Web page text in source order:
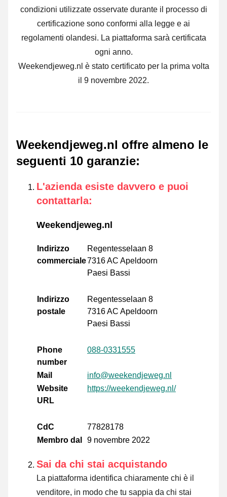
condizioni utilizzate osservate durante il processo di
certificazione sono conformi alla legge e ai
regolamenti olandesi. La piattaforma sarà certificata
ogni anno.
Weekendjeweg.nl è stato certificato per la prima volta
il 9 novembre 2022.
Weekendjeweg.nl offre almeno le
seguenti 10 garanzie:
L'azienda esiste davvero e puoi
contattarla:
Weekendjeweg.nl
Indirizzo
commerciale
Regentesselaan 8
7316 AC Apeldoorn
Paesi Bassi
Indirizzo
postale
Regentesselaan 8
7316 AC Apeldoorn
Paesi Bassi
Phone
number
088-0331555
Mail
info@weekendjeweg.nl
Website
URL
https://weekendjeweg.nl/
CdC
77828178
Membro dal
9 novembre 2022
Sai da chi stai acquistando
La piattaforma identifica chiaramente chi è il
venditore, in modo che tu sappia da chi stai